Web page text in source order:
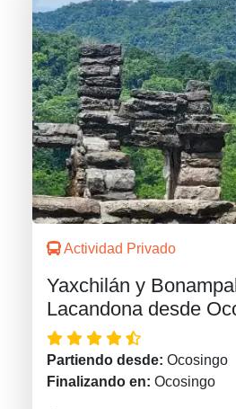
Actividad Privado
Yaxchilán y
Lacandona desde
Partiendo desde: Ocosingo
Finalizando en: Ocosingo